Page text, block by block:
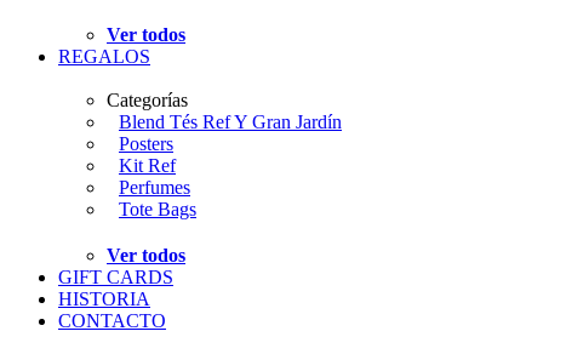
Ver todos
REGALOS
Categorías
Blend Tés Ref Y Gran Jardín
Posters
Kit Ref
Perfumes
Tote Bags
Ver todos
GIFT CARDS
HISTORIA
CONTACTO